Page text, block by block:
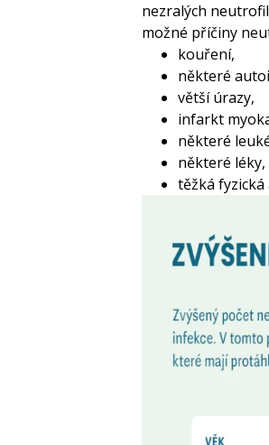
nezralých
možné příčiny
kouření,
některé
větší úrazy,
infarkt
některé
některé léky,
těžká fyzická